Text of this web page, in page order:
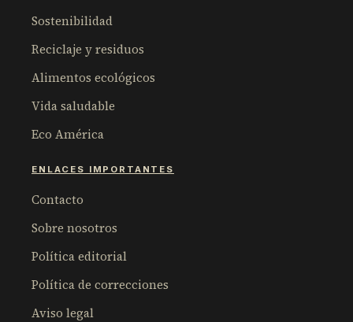
Sostenibilidad
Reciclaje y residuos
Alimentos ecológicos
Vida saludable
Eco América
ENLACES IMPORTANTES
Contacto
Sobre nosotros
Política editorial
Política de correcciones
Aviso legal